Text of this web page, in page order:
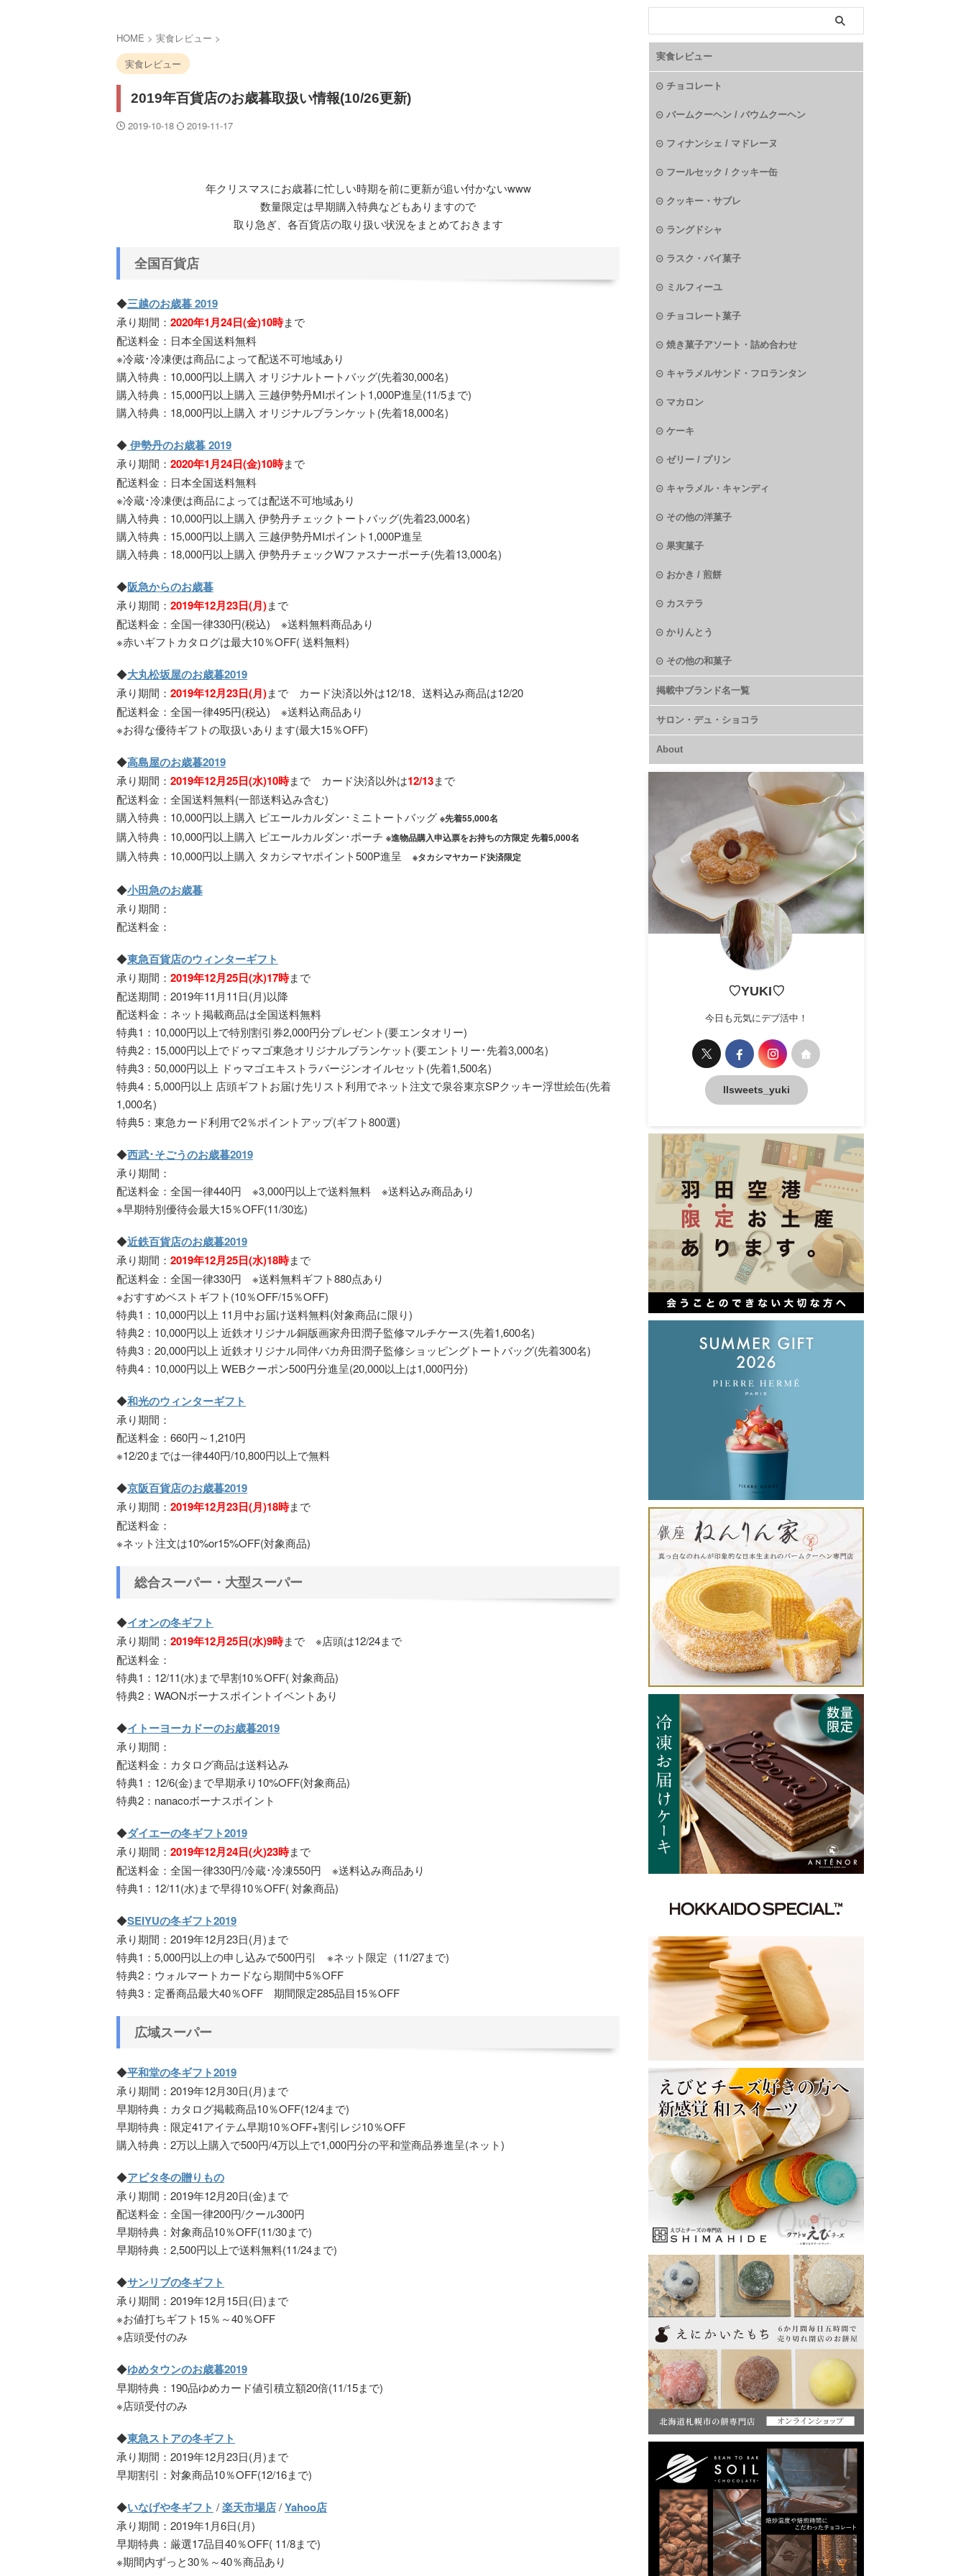
HOME > 実食レビュー >
実食レビュー
2019年百貨店のお歳暮取扱い情報(10/26更新)
2019-10-18 2019-11-17
年クリスマスにお歳暮に忙しい時期を前に更新が追い付かないwww
数量限定は早期購入特典などもありますので
取り急ぎ、各百貨店の取り扱い状況をまとめておきます
全国百貨店
◆三越のお歳暮 2019
承り期間： 2020年1月24日(金)10時まで
配送料金：日本全国送料無料
※冷蔵･冷凍便は商品によって配送不可地域あり
購入特典：10,000円以上購入 オリジナルトートバッグ(先着30,000名)
購入特典：15,000円以上購入 三越伊勢丹MIポイント1,000P進呈(11/5まで)
購入特典：18,000円以上購入 オリジナルブランケット(先着18,000名)
◆伊勢丹のお歳暮 2019
承り期間： 2020年1月24日(金)10時まで
配送料金：日本全国送料無料
※冷蔵･冷凍便は商品によっては配送不可地域あり
購入特典：10,000円以上購入 伊勢丹チェックトートバッグ(先着23,000名)
購入特典：15,000円以上購入 三越伊勢丹MIポイント1,000P進呈
購入特典：18,000円以上購入 伊勢丹チェックWファスナーポーチ(先着13,000名)
◆阪急からのお歳暮
承り期間： 2019年12月23日(月)まで
配送料金：全国一律330円(税込) ※送料無料商品あり
※赤いギフトカタログは最大10％OFF( 送料無料)
◆大丸松坂屋のお歳暮2019
承り期間： 2019年12月23日(月)まで カード決済以外は12/18、送料込み商品は12/20
配送料金：全国一律495円(税込) ※送料込商品あり
※お得な優待ギフトの取扱いあります(最大15％OFF)
◆高島屋のお歳暮2019
承り期間： 2019年12月25日(水)10時まで カード決済以外は12/13まで
配送料金：全国送料無料(一部送料込み含む)
購入特典：10,000円以上購入 ピエールカルダン･ミニトートバッグ ※先着55,000名
購入特典：10,000円以上購入 ピエールカルダン･ポーチ ※進物品購入申込票をお持ちの方限定 先着5,000名
購入特典：10,000円以上購入 タカシマヤポイント500P進呈 ※タカシマヤカード決済限定
◆小田急のお歳暮
承り期間：
配送料金：
◆東急百貨店のウィンターギフト
承り期間： 2019年12月25日(水)17時まで
配送期間：2019年11月11日(月)以降
配送料金：ネット掲載商品は全国送料無料
特典1：10,000円以上で特別割引券2,000円分プレゼント(要エンタオリー)
特典2：15,000円以上でドゥマゴ東急オリジナルブランケット(要エントリー･先着3,000名)
特典3：50,000円以上 ドゥマゴエキストラバージンオイルセット(先着1,500名)
特典4：5,000円以上 店頭ギフトお届け先リスト利用でネット注文で泉谷東京SPクッキー浮世絵缶(先着
1,000名)
特典5：東急カード利用で2％ポイントアップ(ギフト800選)
◆西武･そごうのお歳暮2019
承り期間：
配送料金：全国一律440円 ※3,000円以上で送料無料 ※送料込み商品あり
※早期特別優待会最大15％OFF(11/30迄)
◆近鉄百貨店のお歳暮2019
承り期間： 2019年12月25日(水)18時まで
配送料金：全国一律330円 ※送料無料ギフト880点あり
※おすすめベストギフト(10％OFF/15％OFF)
特典1：10,000円以上 11月中お届け送料無料(対象商品に限り)
特典2：10,000円以上 近鉄オリジナル銅版画家舟田潤子監修マルチケース(先着1,600名)
特典3：20,000円以上 近鉄オリジナル同伴バカ舟田潤子監修ショッピングトートバッグ(先着300名)
特典4：10,000円以上 WEBクーポン500円分進呈(20,000以上は1,000円分)
◆和光のウィンターギフト
承り期間：
配送料金：660円～1,210円
※12/20までは一律440円/10,800円以上で無料
◆京阪百貨店のお歳暮2019
承り期間： 2019年12月23日(月)18時まで
配送料金：
※ネット注文は10%or15%OFF(対象商品)
総合スーパー・大型スーパー
◆イオンの冬ギフト
承り期間： 2019年12月25日(水)9時まで ※店頭は12/24まで
配送料金：
特典1：12/11(水)まで早割10％OFF( 対象商品)
特典2：WAONボーナスポイントイベントあり
◆イトーヨーカドーのお歳暮2019
承り期間：
配送料金：カタログ商品は送料込み
特典1：12/6(金)まで早期承り10%OFF(対象商品)
特典2：nanacoボーナスポイント
◆ダイエーの冬ギフト2019
承り期間： 2019年12月24日(火)23時まで
配送料金：全国一律330円/冷蔵･冷凍550円 ※送料込み商品あり
特典1：12/11(水)まで早得10％OFF( 対象商品)
◆SEIYUの冬ギフト2019
承り期間：2019年12月23日(月)まで
特典1：5,000円以上の申し込みで500円引 ※ネット限定（11/27まで)
特典2：ウォルマートカードなら期間中5％OFF
特典3：定番商品最大40％OFF 期間限定285品目15％OFF
広域スーパー
◆平和堂の冬ギフト2019
承り期間：2019年12月30日(月)まで
早期特典：カタログ掲載商品10％OFF(12/4まで)
早期特典：限定41アイテム早期10％OFF+割引レジ10％OFF
購入特典：2万以上購入で500円/4万以上で1,000円分の平和堂商品券進呈(ネット)
◆アピタ冬の贈りもの
承り期間：2019年12月20日(金)まで
配送料金：全国一律200円/クール300円
早期特典：対象商品10％OFF(11/30まで)
早期特典：2,500円以上で送料無料(11/24まで)
◆サンリブの冬ギフト
承り期間：2019年12月15日(日)まで
※お値打ちギフト15％～40％OFF
※店頭受付のみ
◆ゆめタウンのお歳暮2019
早期特典：190品ゆめカード値引積立額20倍(11/15まで)
※店頭受付のみ
◆東急ストアの冬ギフト
承り期間：2019年12月23日(月)まで
早期割引：対象商品10％OFF(12/16まで)
◆いなげや冬ギフト /楽天市場店/Yahoo店
承り期間：2019年1月6日(月)
早期特典：厳選17品目40％OFF( 11/8まで)
※期間内ずっと30％～40％商品あり
実食レビュー
チョコレート
バームクーヘン / バウムクーヘン
フィナンシェ / マドレーヌ
フールセック / クッキー缶
クッキー・サブレ
ラングドシャ
ラスク・パイ菓子
ミルフィーユ
チョコレート菓子
焼き菓子アソート・詰め合わせ
キャラメルサンド・フロランタン
マカロン
ケーキ
ゼリー / プリン
キャラメル・キャンディ
その他の洋菓子
果実菓子
おかき / 煎餅
カステラ
かりんとう
その他の和菓子
掲載中ブランド名一覧
サロン・デュ・ショコラ
About
♡YUKI♡
今日も元気にデブ活中！
llsweets_yuki